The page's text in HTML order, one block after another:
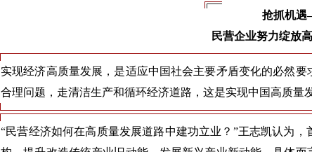
抢抓机
民营企业努力绽放
实现经济高质量发展，是适应中国社会主要矛盾变化的必然
合理问题，走清洁生产和循环经济道路，这是实现中国高质量
“民营经济如何在高质量发展道路中建功立业？”王志凯认为